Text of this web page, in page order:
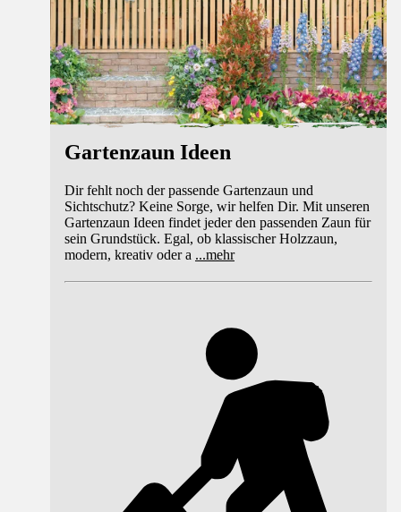
Gartenzaun Ideen
Dir fehlt noch der passende Gartenzaun und
Sichtschutz? Keine Sorge, wir helfen Dir. Mit unseren
Gartenzaun Ideen findet jeder den passenden Zaun für
sein Grundstück. Egal, ob klassischer Holzzaun,
modern, kreativ oder a ...mehr